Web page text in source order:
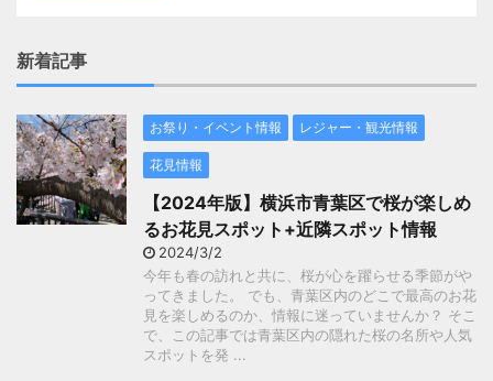
新着記事
お祭り・イベント情報 レジャー・観光情報
花見情報
【2024年版】横浜市青葉区で桜が楽しめ
るお花見スポット+近隣スポット情報
2024/3/2
今年も春の訪れと共に、桜が心を躍らせる季節がや
ってきました。 でも、青葉区内のどこで最高のお花
見を楽しめるのか、情報に迷っていませんか？ そこ
で、この記事では青葉区内の隠れた桜の名所や人気
スポットを発 ...